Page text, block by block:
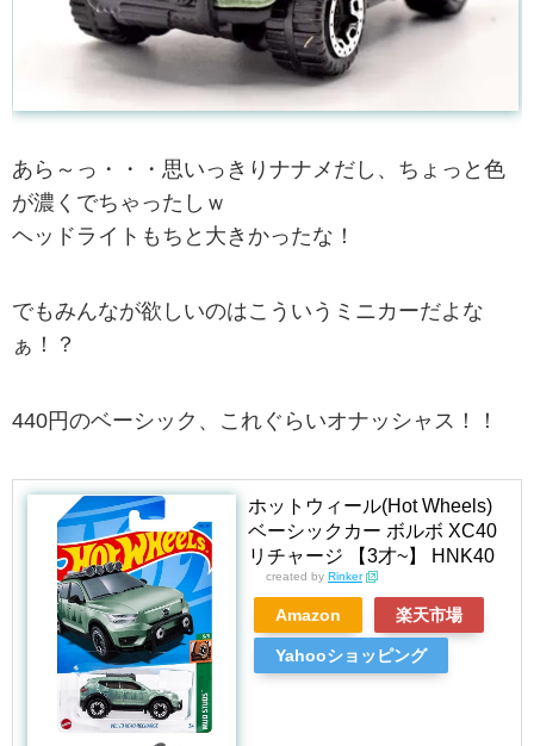
あら～っ・・・思いっきりナナメだし、ちょっと色
が濃くでちゃったしｗ
ヘッドライトもちと大きかったな！
でもみんなが欲しいのはこういうミニカーだよな
ぁ！？
440円のベーシック、これぐらいオナッシャス！！
ホットウィール(Hot Wheels)
ベーシックカー ボルボ XC40
リチャージ 【3才~】 HNK40
created by Rinker
Amazon 楽天市場
Yahooショッピング